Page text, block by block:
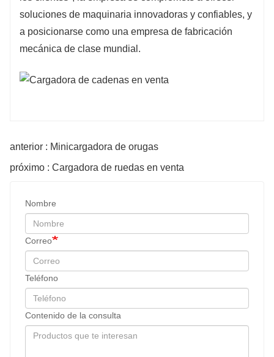
soluciones de maquinaria innovadoras y confiables, y
a posicionarse como una empresa de fabricación
mecánica de clase mundial.
anterior : Minicargadora de orugas
próximo : Cargadora de ruedas en venta
Nombre
Correo
Teléfono
Contenido de la consulta